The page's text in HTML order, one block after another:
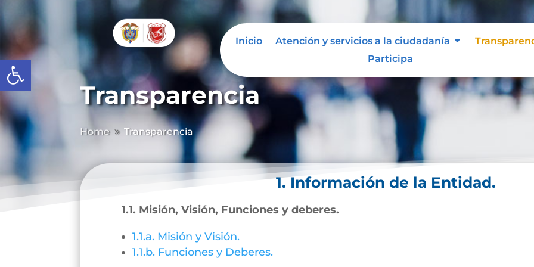
Abrir barra de herramientas
Inicio Atención y servicios a la ciudadanía
Participa
Transparencia
Home 9 Transparencia
1. Información de la Entidad.
1.1. Misión, Visión, Funciones y deberes.
1.1.a. Misión y Visión.
1.1.b. Funciones y Deberes.